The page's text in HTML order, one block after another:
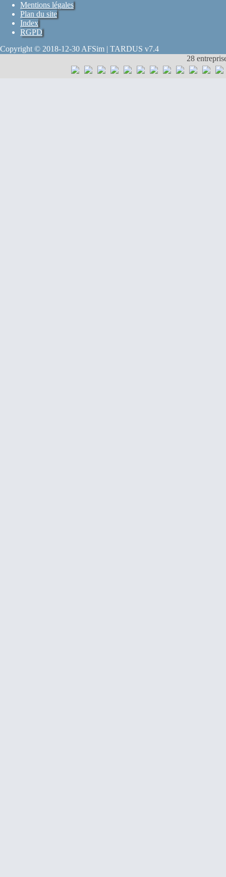
Mentions légales
Plan du site
Index
RGPD
Copyright © 2018-12-30 AFSim | TARDUS v7.4
28